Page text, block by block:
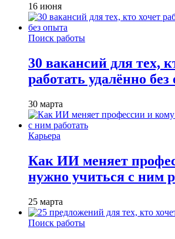
16 июня
Поиск работы
30 вакансий для тех,
работать удалённо
30 марта
Карьера
Как ИИ меняет
нужно учиться с ним
25 марта
Поиск работы